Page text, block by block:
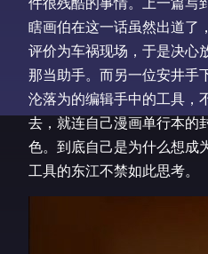
瞎画伯在这一话虽然出道了
评价为车祸现场，于是决心
那当助手。而另一位安井手
沦落为的编辑手中的工具，
去，就连自己漫画单行本的
色。到底自己是为什么想成
工具的东江不禁如此思考。